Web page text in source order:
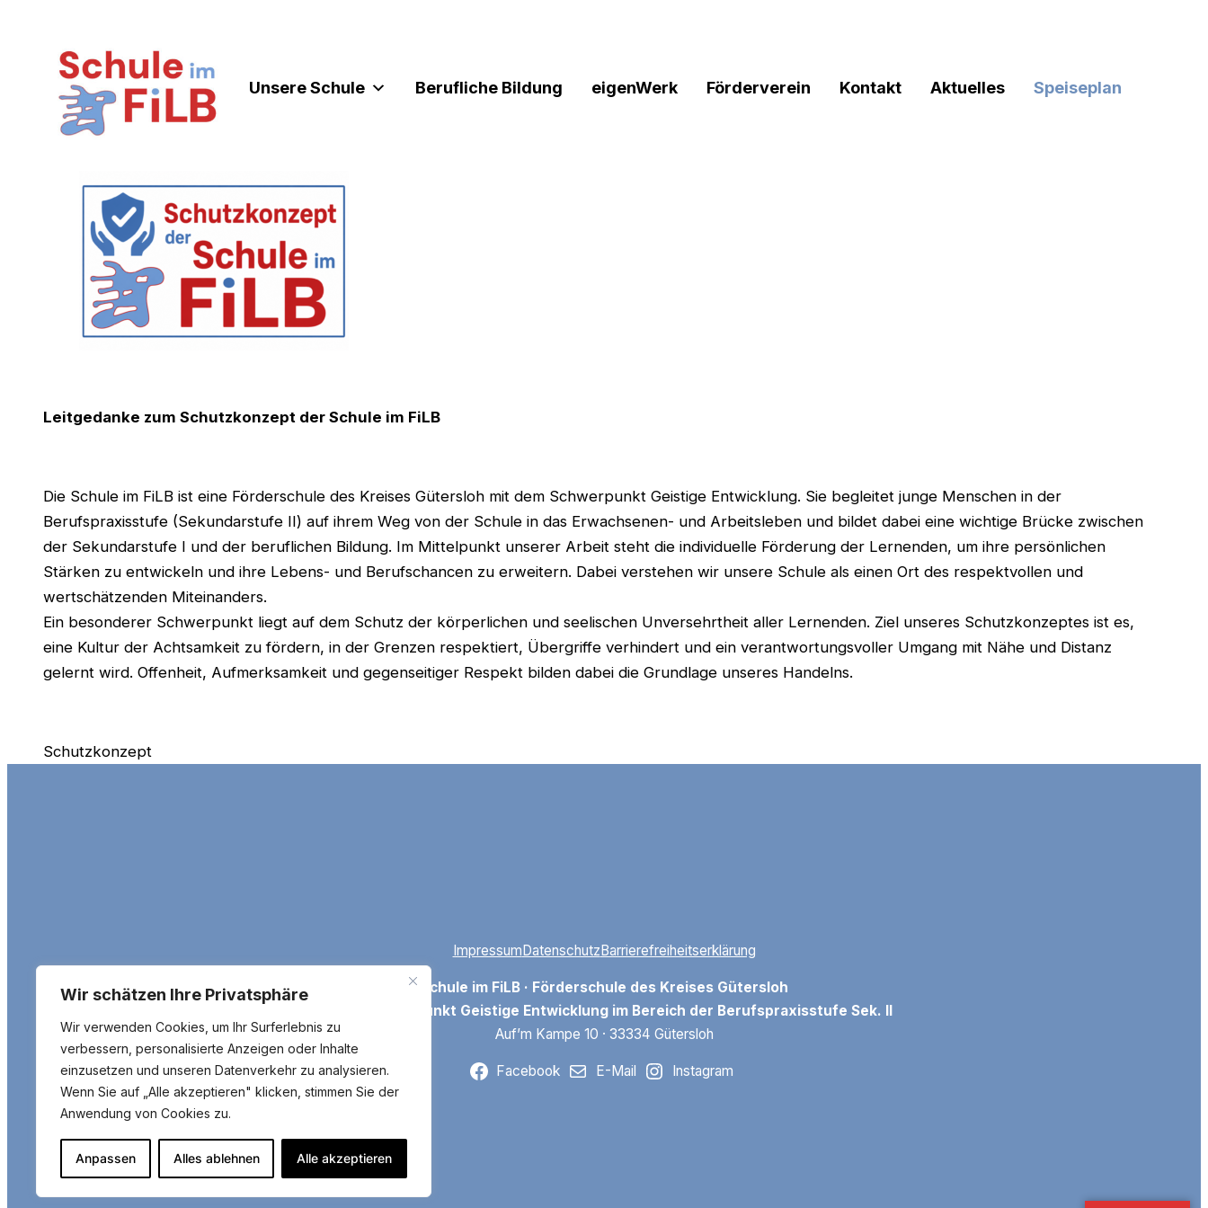
Wir schätzen Ihre Privatsphäre
Wir verwenden Cookies, um Ihr Surferlebnis zu
verbessern, personalisierte Anzeigen oder Inhalte
einzusetzen und unseren Datenverkehr zu analysieren.
Wenn Sie auf „Alle akzeptieren" klicken, stimmen Sie der
Anwendung von Cookies zu.
Anpassen Alles ablehnen Alle akzeptieren
springen
Unsere Schule Berufliche Bildung eigenWerk Förderverein Kontakt Aktuelles Speiseplan
Leitgedanke zum Schutzkonzept der Schule im FiLB
Die Schule im FiLB ist eine Förderschule des Kreises Gütersloh mit dem Schwerpunkt Geistige Entwicklung. Sie begleitet junge Menschen in der
Berufspraxisstufe (Sekundarstufe II) auf ihrem Weg von der Schule in das Erwachsenen- und Arbeitsleben und bildet dabei eine wichtige Brücke zwischen
der Sekundarstufe I und der beruflichen Bildung. Im Mittelpunkt unserer Arbeit steht die individuelle Förderung der Lernenden, um ihre persönlichen
Stärken zu entwickeln und ihre Lebens- und Berufschancen zu erweitern. Dabei verstehen wir unsere Schule als einen Ort des respektvollen und
wertschätzenden Miteinanders.
Ein besonderer Schwerpunkt liegt auf dem Schutz der körperlichen und seelischen Unversehrtheit aller Lernenden. Ziel unseres Schutzkonzeptes ist es,
eine Kultur der Achtsamkeit zu fördern, in der Grenzen respektiert, Übergriffe verhindert und ein verantwortungsvoller Umgang mit Nähe und Distanz
gelernt wird. Offenheit, Aufmerksamkeit und gegenseitiger Respekt bilden dabei die Grundlage unseres Handelns.
Schutzkonzept
ImpressumDatenschutzBarrierefreiheitserklärung
Schule im FiLB · Förderschule des Kreises Gütersloh
Förderschwerpunkt Geistige Entwicklung im Bereich der Berufspraxisstufe Sek. II
Auf’m Kampe 10 · 33334 Gütersloh
Facebook E-Mail Instagram